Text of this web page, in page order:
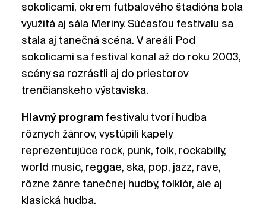
sokolicami, okrem futbalového štadióna bola
využitá aj sála Meriny. Súčasťou festivalu sa
stala aj tanečná scéna. V areáli Pod
sokolicami sa festival konal až do roku 2003,
scény sa rozrástli aj do priestorov
trenčianskeho výstaviska.
Hlavný program festivalu tvorí hudba
rôznych žánrov, vystúpili kapely
reprezentujúce rock, punk, folk, rockabilly,
world music, reggae, ska, pop, jazz, rave,
rôzne žánre tanečnej hudby, folklór, ale aj
klasická hudba.